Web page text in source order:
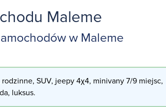
Maleme
w Maleme
SUV, jeepy 4χ4, minivany 7/9 miejsc,
luksus.